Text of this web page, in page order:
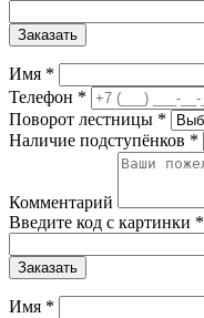
Заказать
Имя *
Телефон *
Поворот лестницы *
Наличие подступёнков *
Комментарий
Введите код с картинки *
Заказать
Имя *